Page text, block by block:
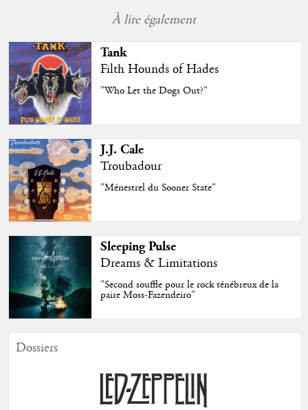
À lire également
Tank
Filth Hounds of Hades
"Who Let the Dogs Out?"
J.J. Cale
Troubadour
"Ménestrel du Sooner State"
Sleeping Pulse
Dreams & Limitations
"Second souffle pour le rock ténébreux de la
paire Moss-Fazendeiro"
Dossiers